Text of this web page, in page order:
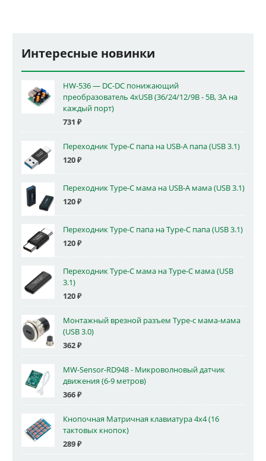
Интересные новинки
HW-536 — DC-DC понижающий
преобразователь 4xUSB (36/24/12/9В - 5В, 3А на
каждый порт)
731 ₽
Переходник Type-C папа на USB-A папа (USB 3.1)
120₽
Переходник Type-C мама на USB-A мама (USB 3.1)
120₽
Переходник Type-C папа на Type-C папа (USB 3.1)
120₽
Переходник Type-C мама на Type-C мама (USB
3.1)
120₽
Монтажный врезной разъем Type-c мама-мама
(USB 3.0)
362₽
MW-Sensor-RD948 - Микроволновый датчик
движения (6-9 метров)
366₽
Кнопочная Матричная клавиатура 4x4 (16
тактовых кнопок)
289₽